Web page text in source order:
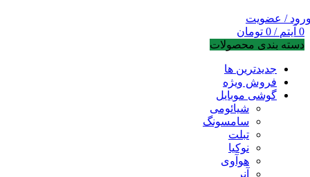
/ عضویت
0 آیتم /
0 تومان
دسته بندی محصولات
جدیدترین ها
فروش ویژه
گوشی موبایل
شیائومی
سامسونگ
تبلت
نوکیا
هوآوی
آنر